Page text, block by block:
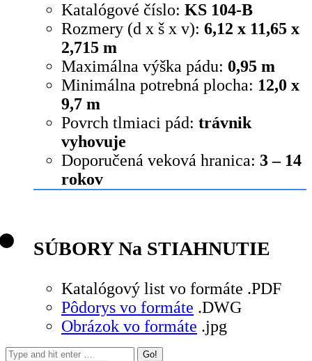
Katalógové číslo: KS 104-B
Rozmery (d x š x v): 6,12 x 11,65 x
2,715 m
Maximálna výška pádu: 0,95 m
Minimálna potrebná plocha: 12,0 x
9,7 m
Povrch tlmiaci pád: trávnik
vyhovuje
Doporučená veková hranica: 3 – 14
rokov
SÚBORY Na STIAHNUTIE
Katalógový list vo formáte .PDF
Pôdorys vo formáte .DWG
Obrázok vo formáte .jpg
Search: